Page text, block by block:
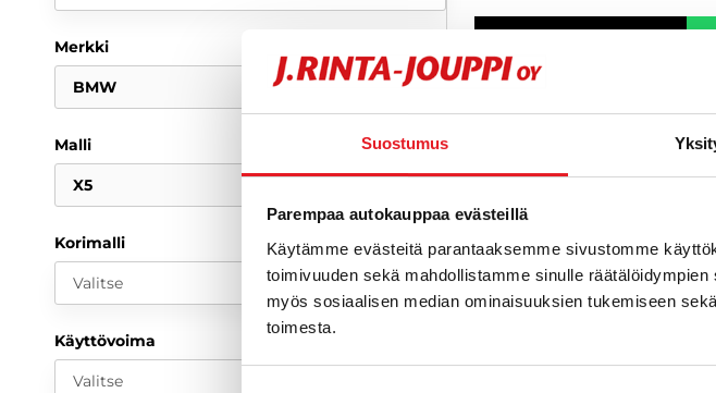
Suostumus
Parempaa autokauppaa evästeillä
Käytämme evästeitä parantaaksemme sivustomme
toimivuuden sekä mahdollistamme sinulle
myös sosiaalisen median ominaisuuksien tukemiseen
toimesta.
Merkki
BMW
Malli
X5
Korimalli
Valitse
Käyttövoima
Valitse